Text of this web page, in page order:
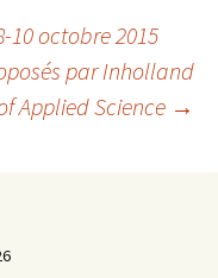
10 octobre 2015
par Inholland
Applied Science →